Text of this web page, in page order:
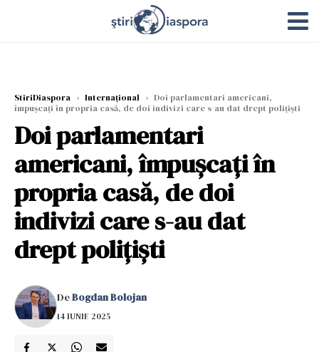
StiriDiaspora › Internațional › Doi parlamentari americani,
împușcați în propria casă, de doi indivizi care s-au dat drept polițiști
Doi parlamentari
americani, împușcați în
propria casă, de doi
indivizi care s-au dat
drept polițiști
DeBogdan Bolojan
14 IUNIE 2025